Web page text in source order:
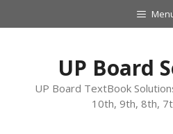
to
UP Board
UP Board TextBook
10th, 9th, 8th,